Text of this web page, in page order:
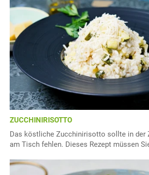
ZUCCHINIRISOTTO
Das köstliche Zucchinirisotto sollte in der
am Tisch fehlen. Dieses Rezept müssen